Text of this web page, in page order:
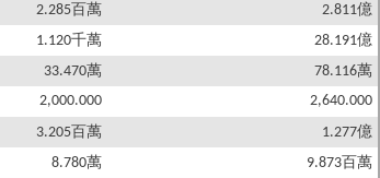
2.285百萬 2.811億
1.120千萬 28.191億
33.470萬 78.116萬
2,000.000 2,640.000
3.205百萬 1.277億
8.780萬 9.873百萬